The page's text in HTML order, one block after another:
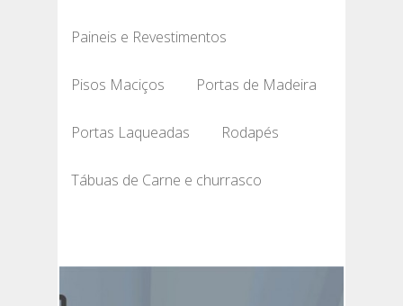
Paineis e Revestimentos
Pisos Maciços Portas de Madeira
Portas Laqueadas Rodapés
Tábuas de Carne e churrasco